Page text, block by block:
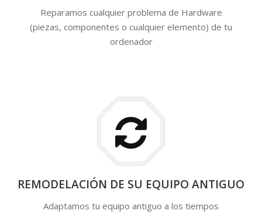
Reparamos cualquier problema de Hardware
(piezas, componentes o cualquier elemento) de tu
ordenador
REMODELACIÓN DE SU EQUIPO ANTIGUO
Adaptamos tu equipo antiguo a los tiempos